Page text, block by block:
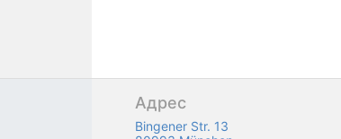
Адрес
Bingener Str. 13